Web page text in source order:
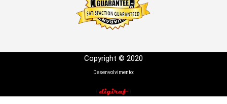
Copyright © 2020
Desenvolvimento: